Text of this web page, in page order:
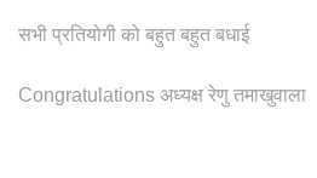
सभी प्रतियोगी को बहुत बहुत बधाई
Congratulations अध्यक्ष रेणु तमाखुवाला